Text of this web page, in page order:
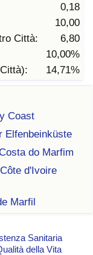
0,18
10,00
Città:
6,80
10,00%
14,71%
Coast
Elfenbeinküste
do Marfim
d'Ivoire
Marfil
Sanitaria
della Vita